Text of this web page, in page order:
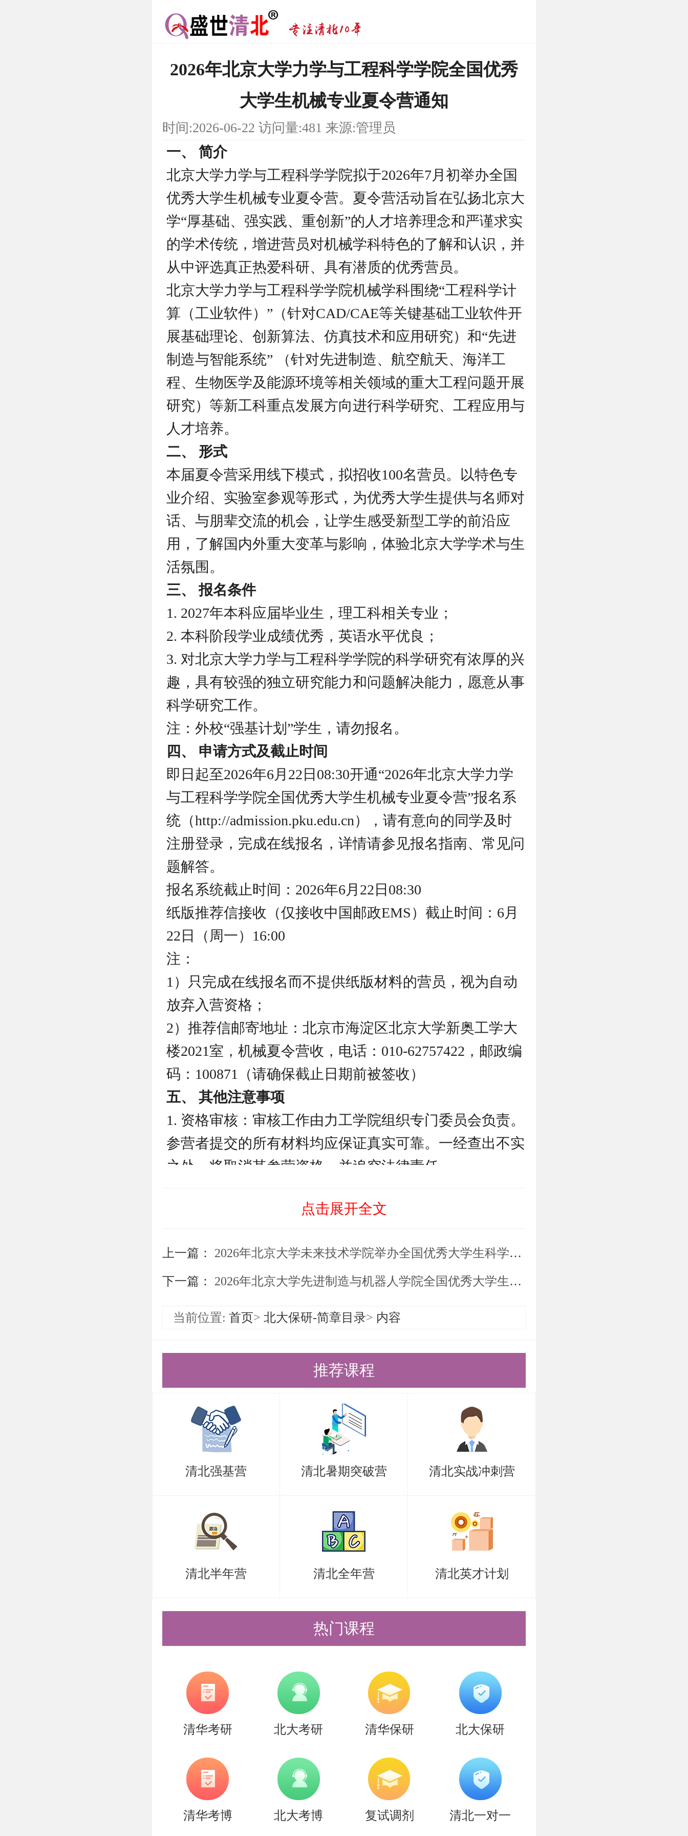
2026年北京大学力学与工程科学学院全国优秀
大学生机械专业夏令营通知
时间:2026-06-22 访问量:481 来源:管理员
一、 简介
北京大学力学与工程科学学院拟于2026年7月初举办全国
优秀大学生机械专业夏令营。夏令营活动旨在弘扬北京大
学“厚基础、强实践、重创新”的人才培养理念和严谨求实
的学术传统，增进营员对机械学科特色的了解和认识，并
从中评选真正热爱科研、具有潜质的优秀营员。
北京大学力学与工程科学学院机械学科围绕“工程科学计
算（工业软件）”（针对CAD/CAE等关键基础工业软件开
展基础理论、创新算法、仿真技术和应用研究）和“先进
制造与智能系统” （针对先进制造、航空航天、海洋工
程、生物医学及能源环境等相关领域的重大工程问题开展
研究）等新工科重点发展方向进行科学研究、工程应用与
人才培养。
二、 形式
本届夏令营采用线下模式，拟招收100名营员。以特色专
业介绍、实验室参观等形式，为优秀大学生提供与名师对
话、与朋辈交流的机会，让学生感受新型工学的前沿应
用，了解国内外重大变革与影响，体验北京大学学术与生
活氛围。
三、 报名条件
1. 2027年本科应届毕业生，理工科相关专业；
2. 本科阶段学业成绩优秀，英语水平优良；
3. 对北京大学力学与工程科学学院的科学研究有浓厚的兴
趣，具有较强的独立研究能力和问题解决能力，愿意从事
科学研究工作。
注：外校“强基计划”学生，请勿报名。
四、 申请方式及截止时间
即日起至2026年6月22日08:30开通“2026年北京大学力学
与工程科学学院全国优秀大学生机械专业夏令营”报名系
统（http://admission.pku.edu.cn），请有意向的同学及时
注册登录，完成在线报名，详情请参见报名指南、常见问
题解答。
报名系统截止时间：2026年6月22日08:30
纸版推荐信接收（仅接收中国邮政EMS）截止时间：6月
22日（周一）16:00
注：
1）只完成在线报名而不提供纸版材料的营员，视为自动
放弃入营资格；
2）推荐信邮寄地址：北京市海淀区北京大学新奥工学大
楼2021室，机械夏令营收，电话：010-62757422，邮政编
码：100871（请确保截止日期前被签收）
五、 其他注意事项
1. 资格审核：审核工作由力工学院组织专门委员会负责。
参营者提交的所有材料均应保证真实可靠。一经查出不实
之处，将取消其参营资格，并追究法律责任。
未接到入营通知的同学皆为未入选者，不再另行告知。
食宿。
六、 联系方式（谢绝家长咨询）
报名指南
一、报名系统申请材料：
（1）申请表（系统下载后打印，本人手写签名，不能使
（2）个人陈述（系统下载后打印，本人手写签名，不能
使用电子签名或人名章）；
（3）本科前5个学期成绩单原件（院系教务盖章，如有不
（4）英语水平证明（国家英语四、六级或TOEFL、GRE
等成绩证明1份）；
（6）体现学术水平的代表性论文、出版物或原创性工作
（7）信息核对确认表（点击下载）；
（8）声明（点击下载）；
（9）专家推荐信（使用系统模板，请2位专家分别填写签
名，并密封邮寄），专家须为所报学科专业领域内的副教
授(含)以上或具有相当专业技术职称。
1）请按照顺序，扫描材料（1）至（8），合成一个PDF
文件后压缩（命名为“机械夏令营-本科院校-姓名”）上传
至报名系统（所有签字和盖章不能缺失，文件大小不超过
点击展开全文
上一篇： 2026年北京大学未来技术学院举办全国优秀大学生科学实践体验营的通知
下一篇： 2026年北京大学先进制造与机器人学院全国优秀大学生暑期学科体验营报名通知
当前位置: 首页> 北大保研-简章目录> 内容
推荐课程
清北强基营 清北暑期突破营 清北实战冲刺营
清北半年营 清北全年营 清北英才计划
热门课程
清华考研 北大考研 清华保研 北大保研
清华考博 北大考博 复试调剂 清北一对一